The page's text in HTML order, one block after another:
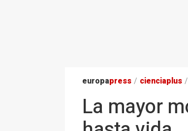
europapress / cienciaplus /
La mayor